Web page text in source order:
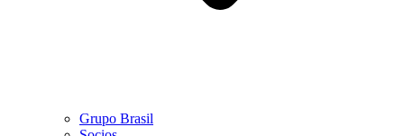
Grupo Brasil